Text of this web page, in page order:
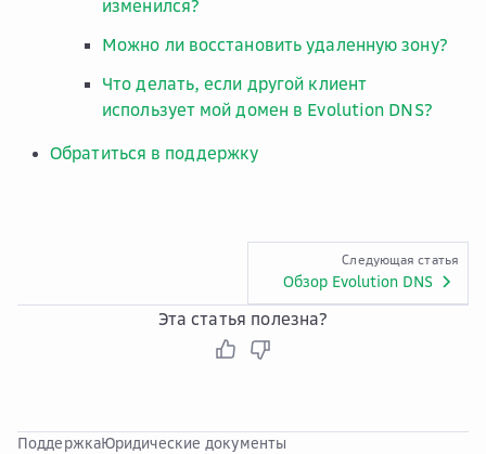
изменился?
Можно ли восстановить удаленную зону?
Что делать, если другой клиент
использует мой домен в Evolution DNS?
Обратиться в поддержку
Следующая статья
Обзор Evolution DNS
Эта статья полезна?
ПоддержкаЮридические документы